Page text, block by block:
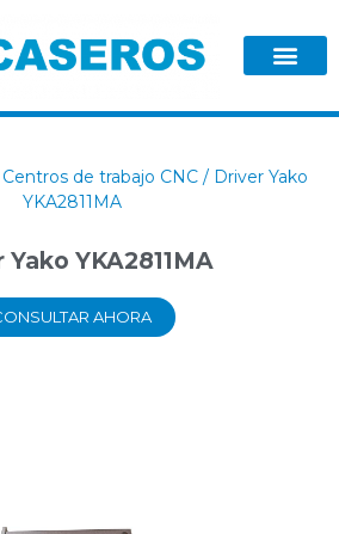
Centros de trabajo CNC/ Driver Yako
YKA2811MA
Yako YKA2811MA
AHORA